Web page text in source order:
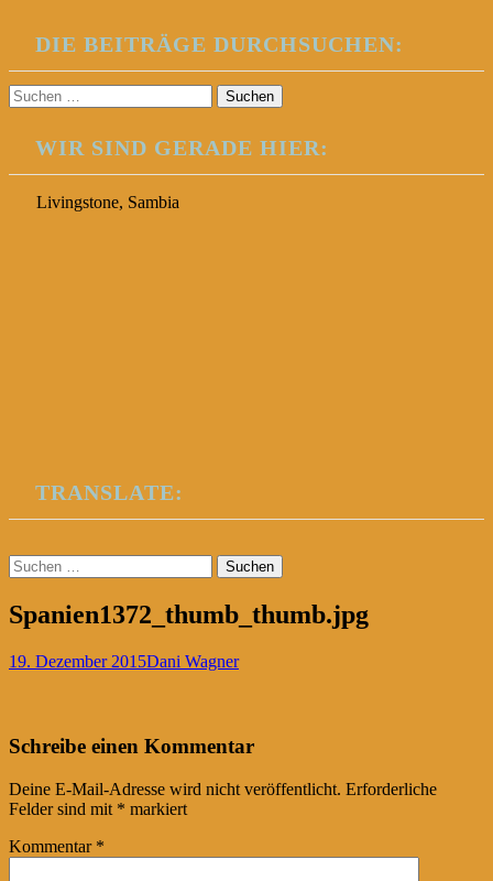
DIE BEITRÄGE DURCHSUCHEN:
Suchen
nach:
WIR SIND GERADE HIER:
Livingstone, Sambia
TRANSLATE:
Suchen
nach:
Spanien1372_thumb_thumb.jpg
19. Dezember 2015Dani Wagner
Post
navigation
←
Schreibe einen Kommentar
Deine E-Mail-Adresse wird nicht veröffentlicht. Erforderliche
Felder sind mit * markiert
Kommentar *